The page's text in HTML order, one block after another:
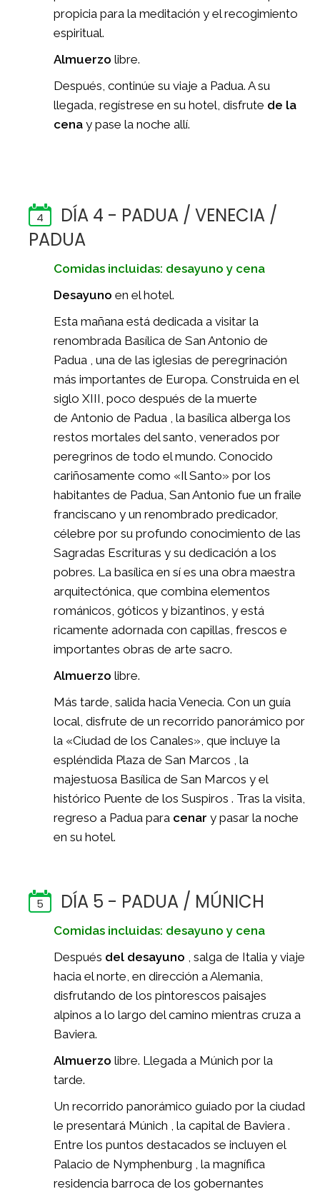
propicia para la meditación y el recogimiento
espiritual.
Almuerzo libre.
Después, continúe su viaje a Padua. A su
llegada, regístrese en su hotel, disfrute de la
cena y pase la noche allí.
4
DÍA 4 - PADUA / VENECIA /
PADUA
Comidas incluidas: desayuno y cena
Desayuno en el hotel.
Esta mañana está dedicada a visitar la
renombrada Basílica de San Antonio de
Padua , una de las iglesias de peregrinación
más importantes de Europa. Construida en el
siglo XIII, poco después de la muerte
de Antonio de Padua , la basílica alberga los
restos mortales del santo, venerados por
peregrinos de todo el mundo. Conocido
cariñosamente como «Il Santo» por los
habitantes de Padua, San Antonio fue un fraile
franciscano y un renombrado predicador,
célebre por su profundo conocimiento de las
Sagradas Escrituras y su dedicación a los
pobres. La basílica en sí es una obra maestra
arquitectónica, que combina elementos
románicos, góticos y bizantinos, y está
ricamente adornada con capillas, frescos e
importantes obras de arte sacro.
Almuerzo libre.
Más tarde, salida hacia Venecia. Con un guía
local, disfrute de un recorrido panorámico por
la «Ciudad de los Canales», que incluye la
espléndida Plaza de San Marcos , la
majestuosa Basílica de San Marcos y el
histórico Puente de los Suspiros . Tras la visita,
regreso a Padua para cenar y pasar la noche
en su hotel.
5 DÍA 5 - PADUA / MÚNICH
Comidas incluidas: desayuno y cena
Después del desayuno , salga de Italia y viaje
hacia el norte, en dirección a Alemania,
disfrutando de los pintorescos paisajes
alpinos a lo largo del camino mientras cruza a
Baviera.
Almuerzo libre. Llegada a Múnich por la
tarde.
Un recorrido panorámico guiado por la ciudad
le presentará Múnich , la capital de Baviera .
Entre los puntos destacados se incluyen el
Palacio de Nymphenburg , la magnífica
residencia barroca de los gobernantes